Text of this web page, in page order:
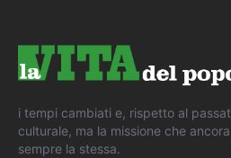
i tempi cambiati e, rispetto al
culturale, ma la missione che
sempre la stessa.